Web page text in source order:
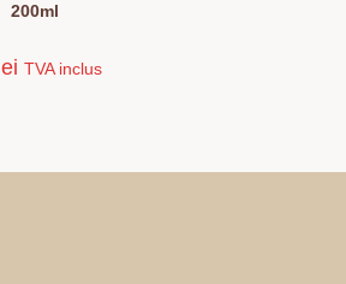
200ml
lei TVA inclus